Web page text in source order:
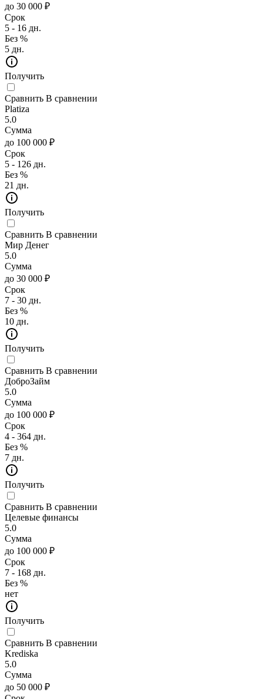
до 30 000 ₽
Срок
5 - 16 дн.
Без %
5 дн.
Получить
Сравнить В сравнении
Platiza
5.0
Сумма
до 100 000 ₽
Срок
5 - 126 дн.
Без %
21 дн.
Получить
Сравнить В сравнении
Мир Денег
5.0
Сумма
до 30 000 ₽
Срок
7 - 30 дн.
Без %
10 дн.
Получить
Сравнить В сравнении
ДоброЗайм
5.0
Сумма
до 100 000 ₽
Срок
4 - 364 дн.
Без %
7 дн.
Получить
Сравнить В сравнении
Целевые финансы
5.0
Сумма
до 100 000 ₽
Срок
7 - 168 дн.
Без %
нет
Получить
Сравнить В сравнении
Krediska
5.0
Сумма
до 50 000 ₽